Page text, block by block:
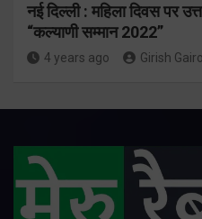
नई दिल्ली : महिला दिवस पर
“कल्याणी सम्मान 2022”
4 years ago Girish